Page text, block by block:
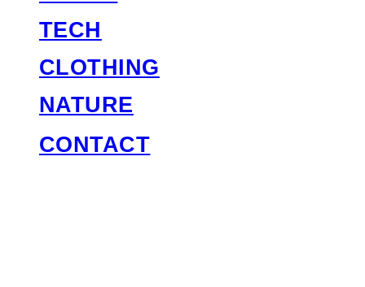
TECH
CLOTHING
NATURE
CONTACT